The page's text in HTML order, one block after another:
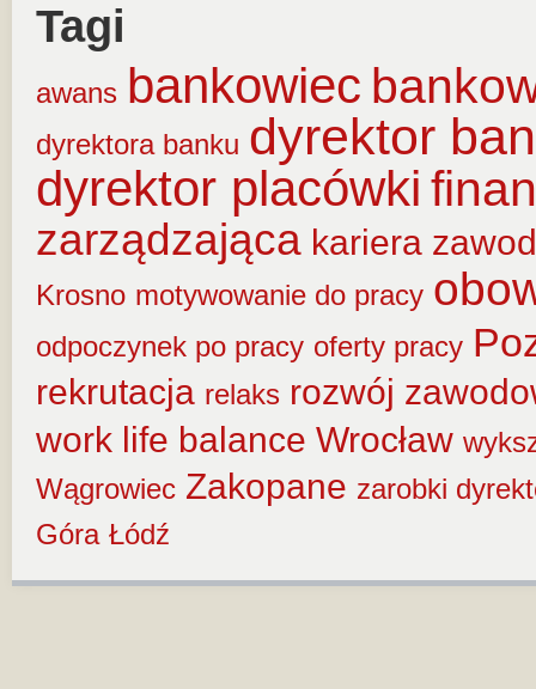
Tagi
awans bankowiec
dyrektora banku dyrektor
dyrektor placówki
zarządzająca kariera
Krosno motywowanie do pracy
odpoczynek po pracy oferty pracy
rekrutacja relaks rozwój
work life balance Wrocław
Wągrowiec Zakopane zarobki
Góra Łódź